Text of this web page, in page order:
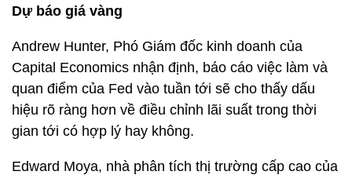
Dự báo giá vàng
Andrew Hunter, Phó Giám đốc kinh doanh của
Capital Economics nhận định, báo cáo việc làm và
quan điểm của Fed vào tuần tới sẽ cho thấy dấu
hiệu rõ ràng hơn về điều chỉnh lãi suất trong thời
gian tới có hợp lý hay không.
Edward Moya, nhà phân tích thị trường cấp cao của